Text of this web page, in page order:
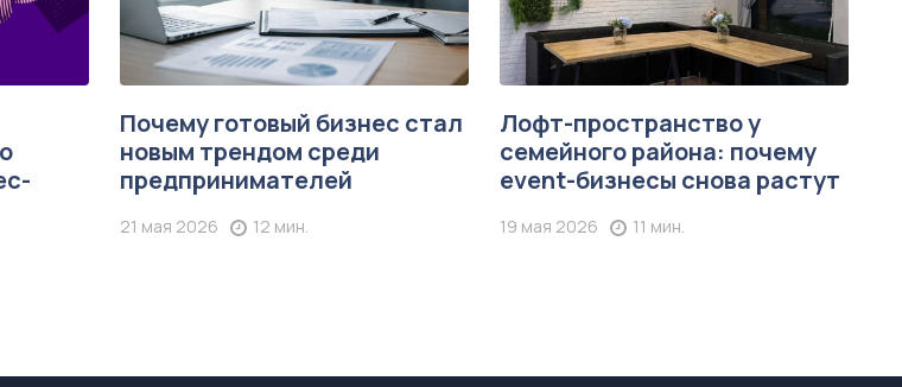
Почему готовый бизнес стал
новым трендом среди
предпринимателей
21 мая 2026 12 мин.
Лофт-пространство у
семейного района: почему
event-бизнесы снова растут
19 мая 2026 11 мин.